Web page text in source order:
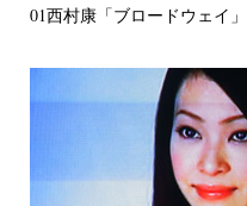
01西村康「ブロードウェイ」